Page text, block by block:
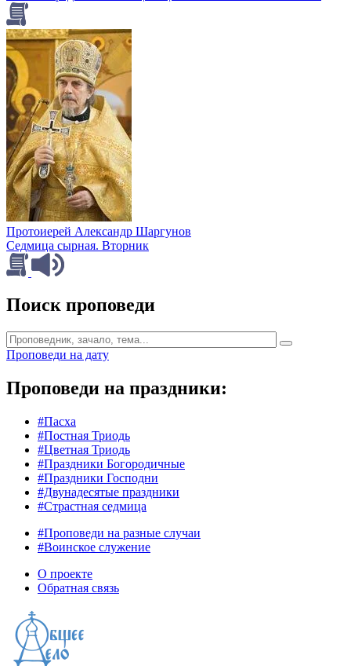
Протоиерей Александр Шаргунов
Седмица сырная. Вторник
Поиск проповеди
Проповеди на дату
Проповеди на праздники:
#Пасха
#Постная Триодь
#Цветная Триодь
#Праздники Богородичные
#Праздники Господни
#Двунадесятые праздники
#Страстная седмица
#Проповеди на разные случаи
#Воинское служение
О проекте
Обратная связь